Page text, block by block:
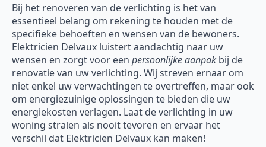
Bij het renoveren van de verlichting is het van
essentieel belang om rekening te houden met de
specifieke behoeften en wensen van de bewoners.
Elektricien Delvaux luistert aandachtig naar uw
wensen en zorgt voor een persoonlijke aanpak bij de
renovatie van uw verlichting. Wij streven ernaar om
niet enkel uw verwachtingen te overtreffen, maar ook
om energiezuinige oplossingen te bieden die uw
energiekosten verlagen. Laat de verlichting in uw
woning stralen als nooit tevoren en ervaar het
verschil dat Elektricien Delvaux kan maken!